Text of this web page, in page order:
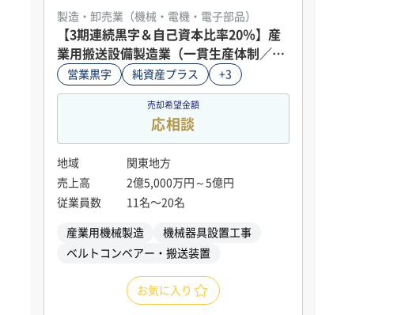
製造・卸売業（機械・電機・電子部品）
【3期連続黒字＆自己資本比率20％】産
業用搬送設備製造業（一貫生産体制／南
関東）
営業黒字 純資産プラス +3
売却希望金額
応相談
地域
関東地方
売上高
2億5,000万円～5億円
従業員数
11名〜20名
産業用機械製造
機械器具設置工事
ベルトコンベアー・搬送装置
お気に入り